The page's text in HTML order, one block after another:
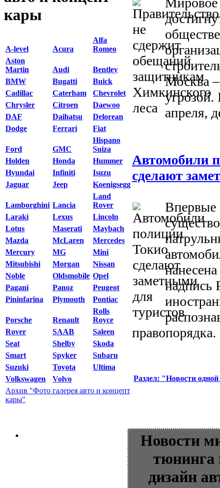
кары
A-level Acura
Alfa
Romeo
Aston
Martin
Audi
Bentley
BMW
Bugatti
Buick
Cadillac
Caterham
Chevrolet
Chrysler
Citroen
Daewoo
DAF
Daihatsu
Delorean
Dodge
Ferrari Fiat
Ford GMC
Hispano
Suiza
Holden
Honda
Hummer
Hyundai
Infiniti
Isuzu
Jaguar
Jeep Koenigsegg
Lamborghini Lancia
Land
Rover
Laraki
Lexus
Lincoln
Lotus
Maserati
Maybach
Mazda
McLaren
Mercedes
Mercury
MG
Mini
Mitsubishi
Morgan
Nissan
Noble
Oldsmobile Opel
Pagani
Panoz
Peugeot
Pininfarina
Plymouth Pontiac
Porsche Renault
Rolls
Royce
Rover
SAAB
Saleen
Seat
Shelby
Skoda
Smart
Spyker
Subaru
Suzuki
Toyota
Ultima
Volkswagen
Volvo
Архив "Фото галерея авто и концепт
кары"
Москва –
угрозой.
апреля,
Автомобили
сделают
Впервые
надпись
Раздел: "Новости
Новости
тюнинга
дизайн